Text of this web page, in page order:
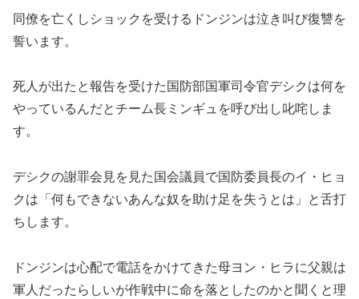
同僚を亡くしショックを受けるドンジンは泣き叫び復讐を
誓います。
死人が出たと報告を受けた国防部国軍司令官デシクは何を
やっているんだとチーム長ミンギュを呼び出し叱咤しま
す。
デシクの謝罪会見を見た国会議員で国防委員長のイ・ヒョ
クは「何もできないあんな奴を助け足を失うとは」と舌打
ちします。
ドンジンは心配で電話をかけてきた母ヨン・ヒラに父親は
軍人だったらしいが作戦中に命を落としたのかと聞くと理